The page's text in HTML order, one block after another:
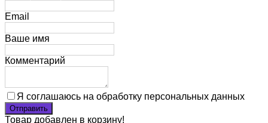
Email
Ваше имя
Комментарий
Я соглашаюсь на обработку персональных данных
Товар добавлен в корзину!